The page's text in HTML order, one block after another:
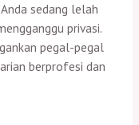
sedang lelah
privasi.
pegal-pegal
berprofesi dan